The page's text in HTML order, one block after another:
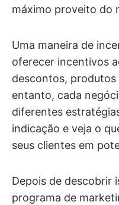
máximo proveito do
Uma maneira de
oferecer incentivos
descontos,
entanto, cada
diferentes
indicação e veja o
seus clientes em
Depois de descobrir
programa de